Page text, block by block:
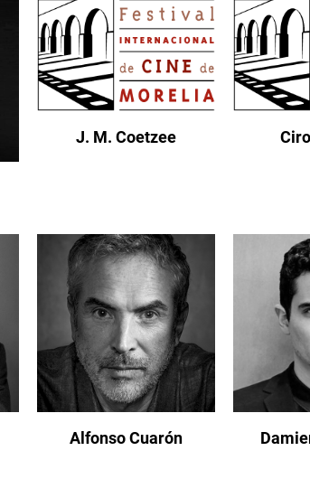
J. M. Coetzee
Alfonso Cuarón